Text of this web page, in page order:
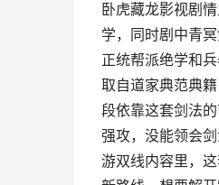
卧虎藏龙影视剧
学，同时剧中青
正统帮派绝学和
取自道家典范典
段依靠这套剑法
强攻，没能领会
游双线内容里，